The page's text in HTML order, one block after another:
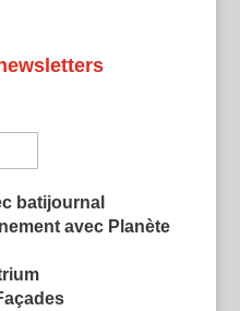
batijournal
avec Planète